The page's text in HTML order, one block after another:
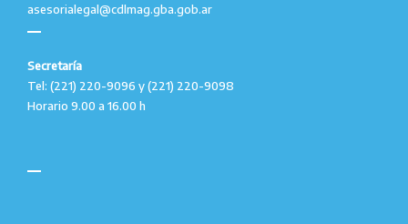
asesorialegal@cdlmag.gba.gob.ar
Secretaría
Tel: (221) 220-9096 y (221) 220-9098
Horario 9.00 a 16.00 h